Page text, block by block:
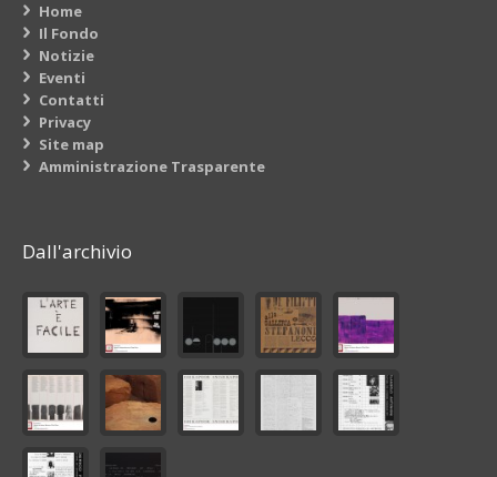
Home
Il Fondo
Notizie
Eventi
Contatti
Privacy
Site map
Amministrazione Trasparente
Dall'archivio